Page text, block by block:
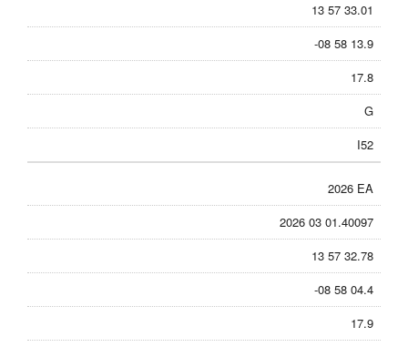
13 57 33.01
-08 58 13.9
17.8
G
I52
2026 EA
2026 03 01.40097
13 57 32.78
-08 58 04.4
17.9